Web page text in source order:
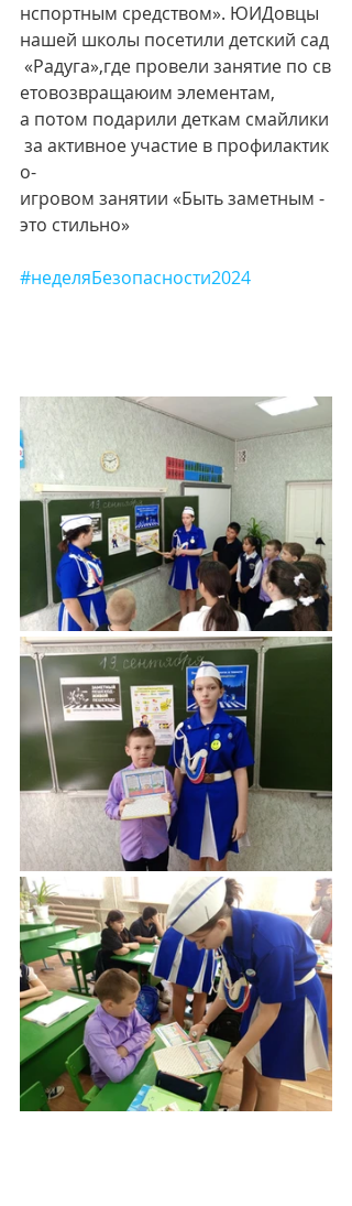
нспортным средством». ЮИДовцы
нашей школы посетили детский сад
«Радуга»,где провели занятие по св
етовозвращаюим элементам,
а потом подарили деткам смайлики
за активное участие в профилактик
о-
игровом занятии «Быть заметным -
это стильно»
#неделяБезопасности2024